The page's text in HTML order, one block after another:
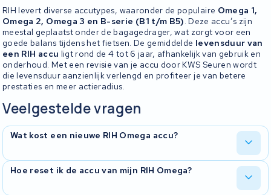
RIH levert diverse accutypes, waaronder de populaire Omega 1,
Omega 2, Omega 3 en B-serie (B1 t/m B5). Deze accu’s zijn
meestal geplaatst onder de bagagedrager, wat zorgt voor een
goede balans tijdens het fietsen. De gemiddelde levensduur van
een RIH accu ligt rond de 4 tot 6 jaar, afhankelijk van gebruik en
onderhoud. Met een revisie van je accu door KWS Seuren wordt
die levensduur aanzienlijk verlengd en profiteer je van betere
prestaties en meer actieradius.
Veelgestelde vragen
Wat kost een nieuwe RIH Omega accu?
Eennieuwe RIH Omega accukost doorgaans tussen de
€ 500
Hoe reset ik de accu van mijn RIH Omega?